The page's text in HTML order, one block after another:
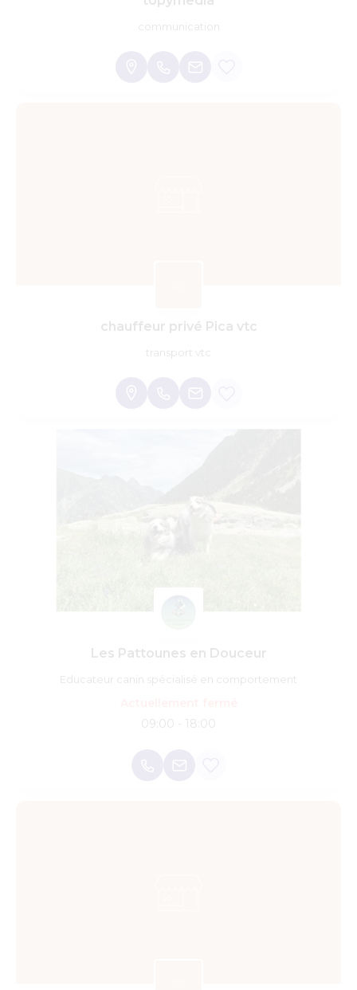
communication
chauffeur privé Pica vtc
transport vtc
Les Pattounes en Douceur
Educateur canin spécialisé en comportement
09:00 - 18:00